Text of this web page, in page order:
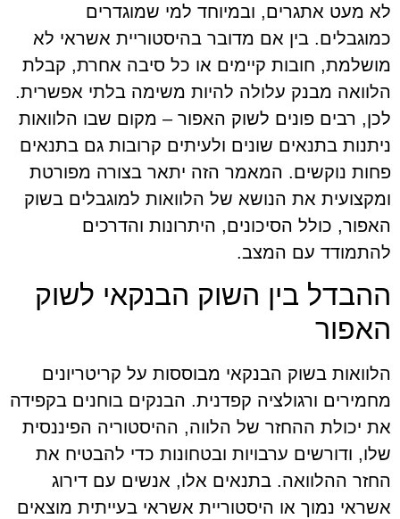
לא מעט אתגרים, ובמיוחד למי שמוגדרים
כמוגבלים. בין אם מדובר בהיסטוריית אשראי לא
מושלמת, חובות קיימים או כל סיבה אחרת, קבלת
הלוואה מבנק עלולה להיות משימה בלתי אפשרית.
לכן, רבים פונים לשוק האפור – מקום שבו הלוואות
ניתנות בתנאים שונים ולעיתים קרובות גם בתנאים
פחות נוקשים. המאמר הזה יתאר בצורה מפורטת
ומקצועית את הנושא של הלוואות למוגבלים בשוק
האפור, כולל הסיכונים, היתרונות והדרכים
להתמודד עם המצב.
ההבדל בין השוק הבנקאי לשוק
האפור
הלוואות בשוק הבנקאי מבוססות על קריטריונים
מחמירים ורגולציה קפדנית. הבנקים בוחנים בקפידה
את יכולת ההחזר של הלווה, ההיסטוריה הפיננסית
שלו, ודורשים ערבויות ובטחונות כדי להבטיח את
החזר ההלוואה. בתנאים אלו, אנשים עם דירוג
אשראי נמוך או היסטוריית אשראי בעייתית מוצאים